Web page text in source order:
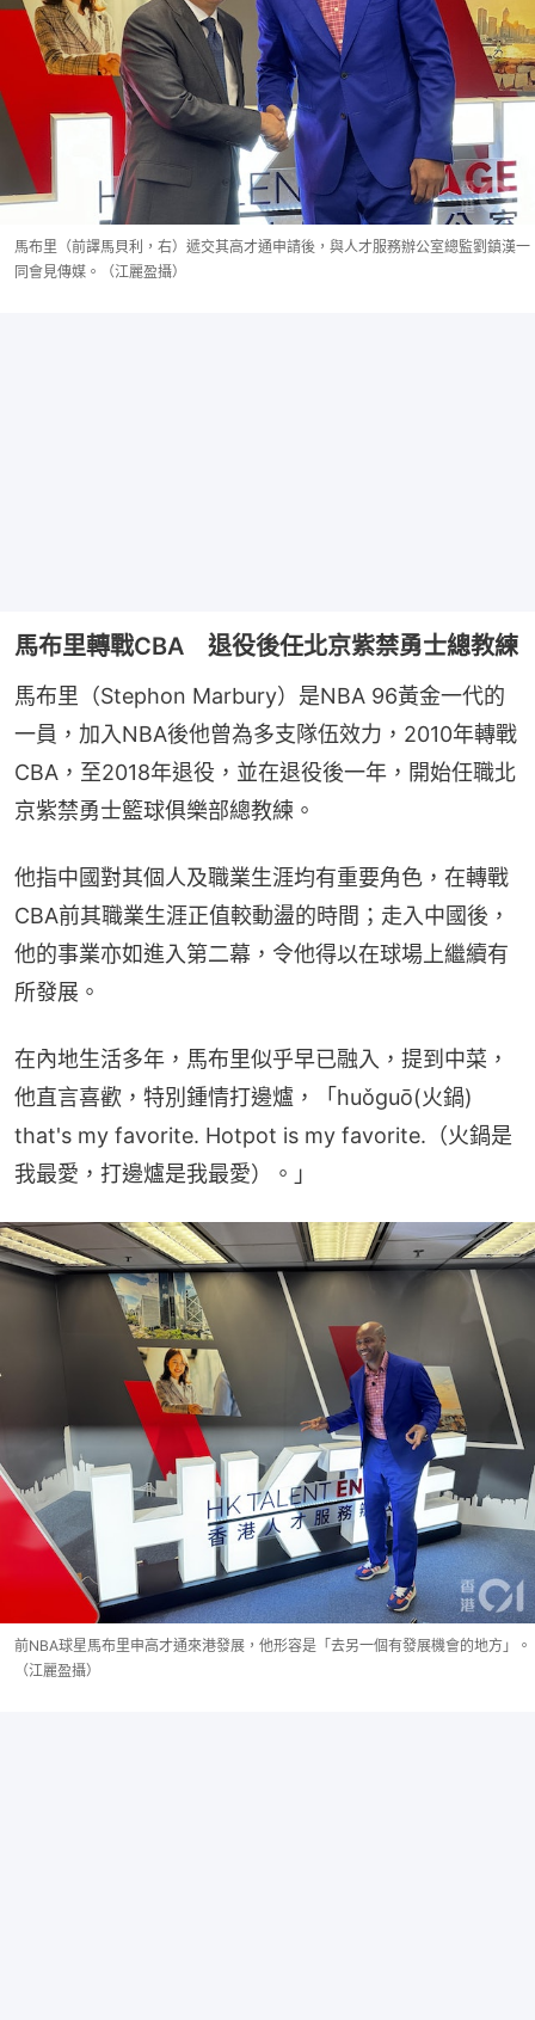
馬布里（前譯馬貝利，右）遞交其高才通申請後，與人才服務辦公室總監劉鎮漢一
同會見傳媒。（江麗盈攝）
馬布里轉戰CBA 退役後任北京紫禁勇士總教練
馬布里（Stephon Marbury）是NBA 96黃金一代的
一員，加入NBA後他曾為多支隊伍效力，2010年轉戰
CBA，至2018年退役，並在退役後一年，開始任職北
京紫禁勇士籃球俱樂部總教練。
他指中國對其個人及職業生涯均有重要角色，在轉戰
CBA前其職業生涯正值較動盪的時間；走入中國後，
他的事業亦如進入第二幕，令他得以在球場上繼續有
所發展。
在內地生活多年，馬布里似乎早已融入，提到中菜，
他直言喜歡，特別鍾情打邊爐，「huǒguō(火鍋)
that's my favorite. Hotpot is my favorite.（火鍋是
我最愛，打邊爐是我最愛）。」
前NBA球星馬布里申高才通來港發展，他形容是「去另一個有發展機會的地方」。
（江麗盈攝）